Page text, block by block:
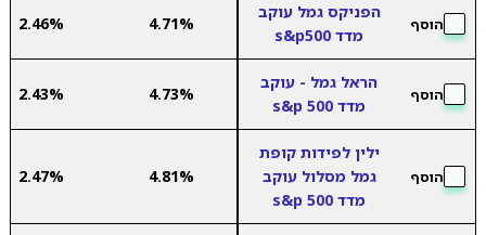
הוסף
הפניקס גמל עוקב
מדד s&p500
4.71%
2.46%
הוסף
הראל גמל - עוקב
מדד s&p 500
4.73%
2.43%
הוסף
ילין לפידות קופת
גמל מסלול עוקב
מדד s&p 500
4.81%
2.47%